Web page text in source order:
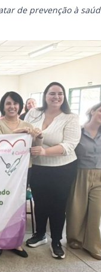
de prevenção à